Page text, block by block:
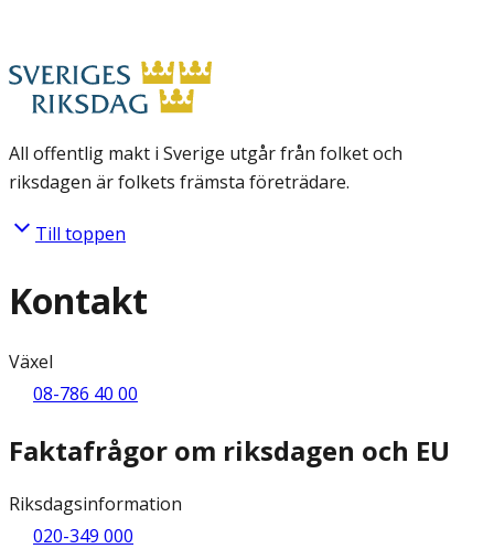
All offentlig makt i Sverige utgår från folket och
riksdagen är folkets främsta företrädare.
Till toppen
Kontakt
Växel
08-786 40 00
Faktafrågor om riksdagen och EU
Riksdagsinformation
020-349 000